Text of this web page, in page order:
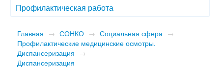
Профилактическая работа
Главная → СОНКО → Социальная сфера →
Профилактические медицинские осмотры.
Диспансеризация →
Диспансеризация